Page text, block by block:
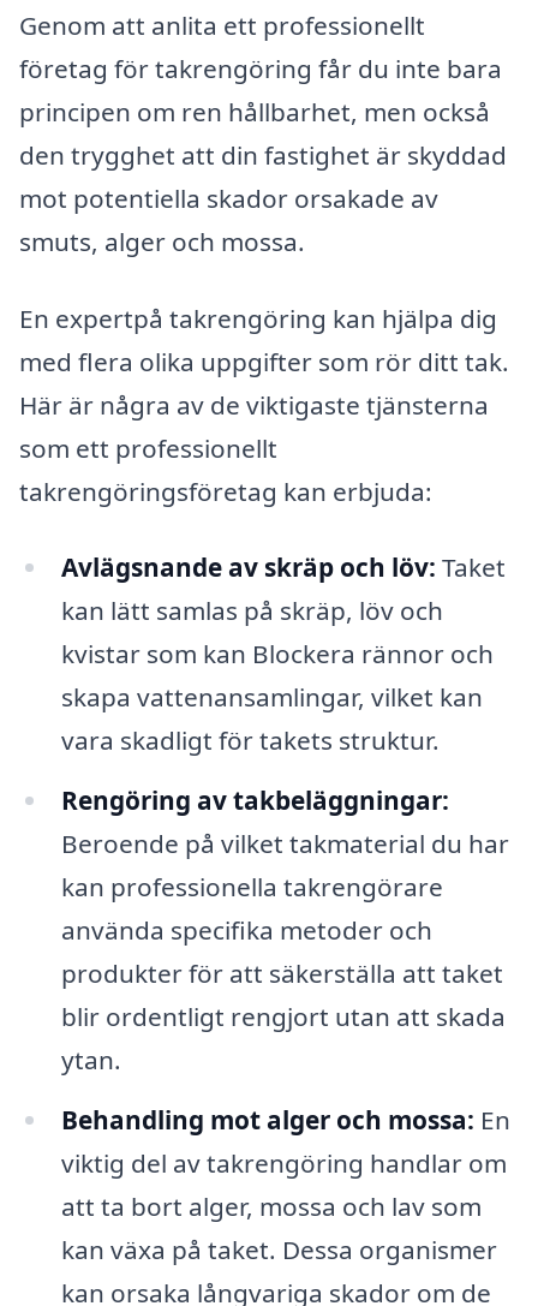
Genom att anlita ett professionellt
företag för takrengöring får du inte bara
principen om ren hållbarhet, men också
den trygghet att din fastighet är skyddad
mot potentiella skador orsakade av
smuts, alger och mossa.
En expertpå takrengöring kan hjälpa dig
med flera olika uppgifter som rör ditt tak.
Här är några av de viktigaste tjänsterna
som ett professionellt
takrengöringsföretag kan erbjuda:
Avlägsnande av skräp och löv: Taket
kan lätt samlas på skräp, löv och
kvistar som kan Blockera rännor och
skapa vattenansamlingar, vilket kan
vara skadligt för takets struktur.
Rengöring av takbeläggningar:
Beroende på vilket takmaterial du har
kan professionella takrengörare
använda specifika metoder och
produkter för att säkerställa att taket
blir ordentligt rengjort utan att skada
ytan.
Behandling mot alger och mossa: En
viktig del av takrengöring handlar om
att ta bort alger, mossa och lav som
kan växa på taket. Dessa organismer
kan orsaka långvariga skador om de